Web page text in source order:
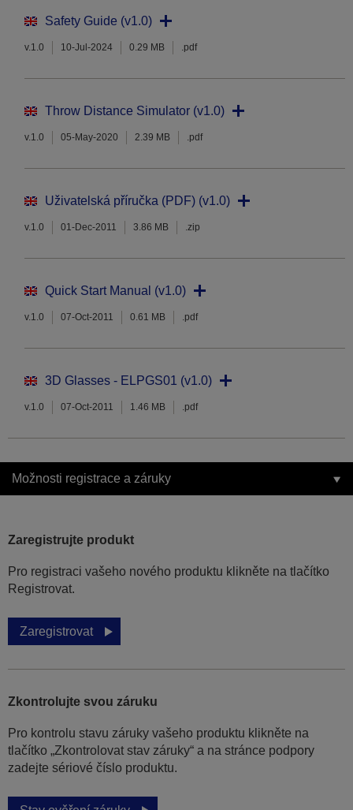
Safety Guide (v1.0)
v.1.0 10-Jul-2024 0.29 MB .pdf
Throw Distance Simulator (v1.0)
v.1.0 05-May-2020 2.39 MB .pdf
Uživatelská příručka (PDF) (v1.0)
v.1.0 01-Dec-2011 3.86 MB .zip
Quick Start Manual (v1.0)
v.1.0 07-Oct-2011 0.61 MB .pdf
3D Glasses - ELPGS01 (v1.0)
v.1.0 07-Oct-2011 1.46 MB .pdf
Možnosti registrace a záruky
Zaregistrujte produkt
Pro registraci vašeho nového produktu klikněte na tlačítko
Registrovat.
Zaregistrovat
Zkontrolujte svou záruku
Pro kontrolu stavu záruky vašeho produktu klikněte na
tlačítko „Zkontrolovat stav záruky“ a na stránce podpory
zadejte sériové číslo produktu.